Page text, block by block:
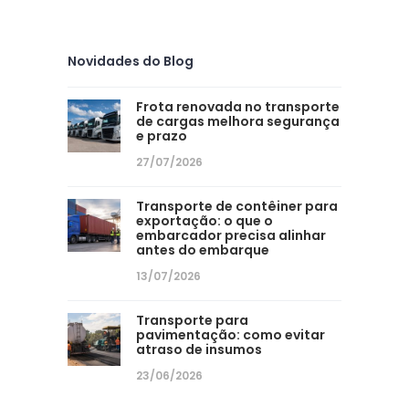
Novidades do Blog
Frota renovada no transporte
de cargas melhora segurança
e prazo
27/07/2026
Transporte de contêiner para
exportação: o que o
embarcador precisa alinhar
antes do embarque
13/07/2026
Transporte para
pavimentação: como evitar
atraso de insumos
23/06/2026